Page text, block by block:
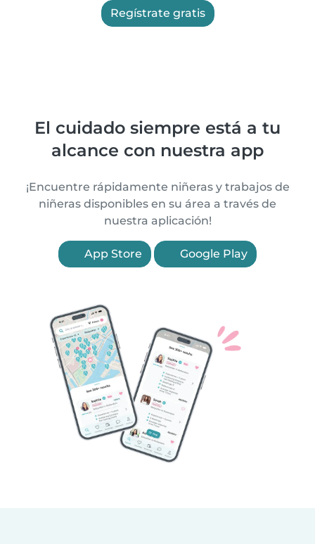
Regístrate gratis
El cuidado siempre está a tu
alcance con nuestra app
¡Encuentre rápidamente niñeras y trabajos de
niñeras disponibles en su área a través de
nuestra aplicación!
App Store Google Play